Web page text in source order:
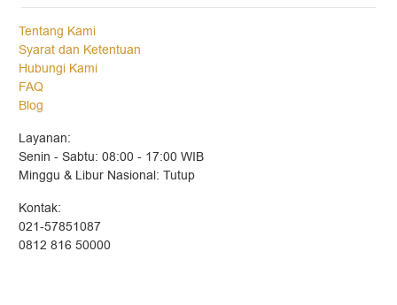
Tentang Kami
Syarat dan Ketentuan
Hubungi Kami
FAQ
Blog
Layanan:
Senin - Sabtu: 08:00 - 17:00 WIB
Minggu & Libur Nasional: Tutup
Kontak:
021-57851087
0812 816 50000